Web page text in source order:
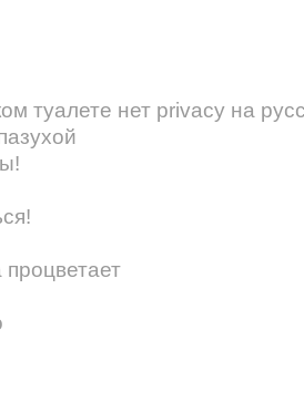
туалете нет privacy на
процветает